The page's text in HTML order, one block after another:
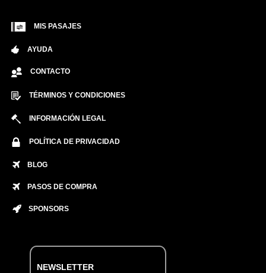
MIS PASAJES
AYUDA
CONTACTO
TÉRMINOS Y CONDICIONES
INFORMACIÓN LEGAL
POLÍTICA DE PRIVACIDAD
BLOG
PASOS DE COMPRA
SPONSORS
NEWSLETTER